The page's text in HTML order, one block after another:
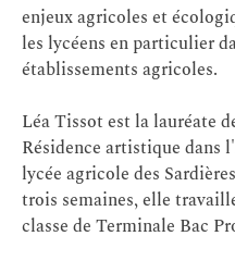
enjeux agricoles et
les lycéens en particulier
établissements agricoles.
Léa Tissot est la lauréate
Résidence artistique dans
lycée agricole des
trois semaines, elle
classe de Terminale Bac